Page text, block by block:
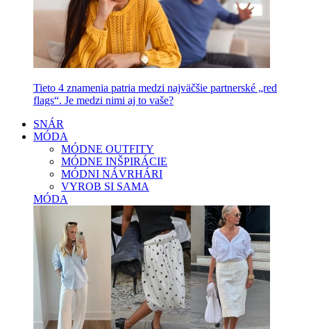
Tieto 4 znamenia patria medzi najväčšie partnerské „red
flags“. Je medzi nimi aj to vaše?
SNÁR
MÓDA
MÓDNE OUTFITY
MÓDNE INŠPIRÁCIE
MÓDNI NÁVRHÁRI
VYROB SI SAMA
MÓDA